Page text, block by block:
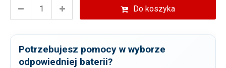
Do koszyka
Potrzebujesz pomocy w wyborze
odpowiedniej baterii?